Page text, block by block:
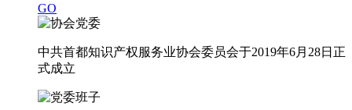
GO
中共首都知识产权服务业协会委员会于2019年6月28日正
式成立